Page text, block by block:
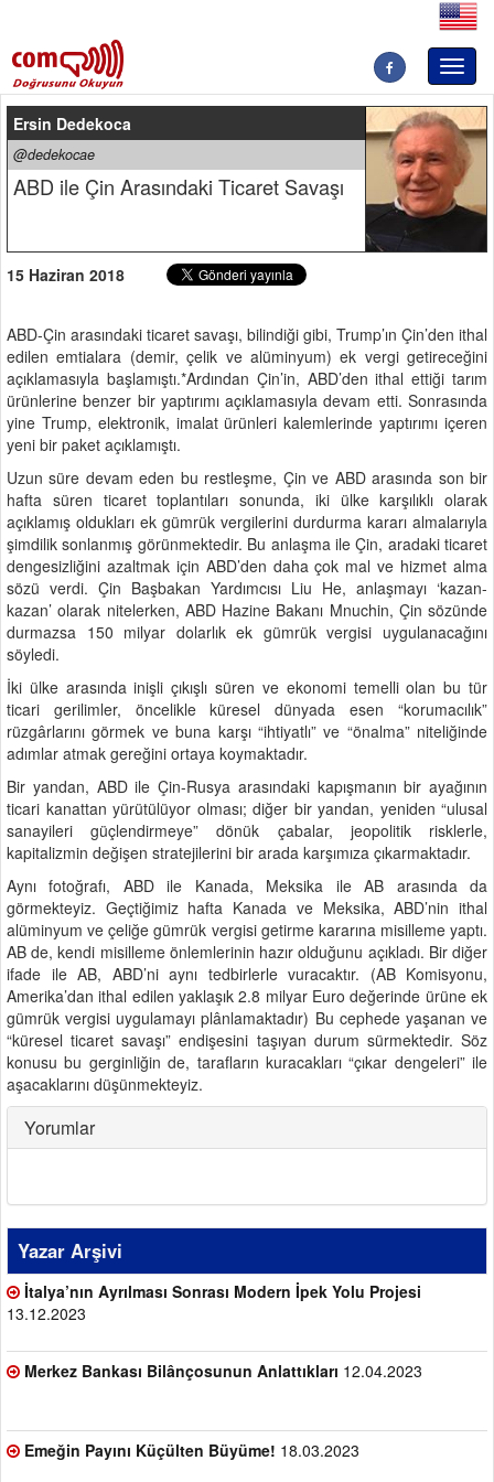
Ersin Dedekoca
@dedekocae
ABD ile Çin Arasındaki Ticaret Savaşı
15 Haziran 2018
ABD-Çin arasındaki ticaret savaşı, bilindiği gibi, Trump’ın Çin’den ithal
edilen emtialara (demir, çelik ve alüminyum) ek vergi getireceğini
açıklamasıyla başlamıştı.*Ardından Çin’in, ABD’den ithal ettiği tarım
ürünlerine benzer bir yaptırımı açıklamasıyla devam etti. Sonrasında
yine Trump, elektronik, imalat ürünleri kalemlerinde yaptırımı içeren
yeni bir paket açıklamıştı.
Uzun süre devam eden bu restleşme, Çin ve ABD arasında son bir
hafta süren ticaret toplantıları sonunda, iki ülke karşılıklı olarak
açıklamış oldukları ek gümrük vergilerini durdurma kararı almalarıyla
şimdilik sonlanmış görünmektedir. Bu anlaşma ile Çin, aradaki ticaret
dengesizliğini azaltmak için ABD’den daha çok mal ve hizmet alma
sözü verdi. Çin Başbakan Yardımcısı Liu He, anlaşmayı ‘kazan-
kazan’ olarak nitelerken, ABD Hazine Bakanı Mnuchin, Çin sözünde
durmazsa 150 milyar dolarlık ek gümrük vergisi uygulanacağını
söyledi.
İki ülke arasında inişli çıkışlı süren ve ekonomi temelli olan bu tür
ticari gerilimler, öncelikle küresel dünyada esen “korumacılık”
rüzgârlarını görmek ve buna karşı “ihtiyatlı” ve “önalma” niteliğinde
adımlar atmak gereğini ortaya koymaktadır.
Bir yandan, ABD ile Çin-Rusya arasındaki kapışmanın bir ayağının
ticari kanattan yürütülüyor olması; diğer bir yandan, yeniden “ulusal
sanayileri güçlendirmeye” dönük çabalar, jeopolitik risklerle,
kapitalizmin değişen stratejilerini bir arada karşımıza çıkarmaktadır.
Aynı fotoğrafı, ABD ile Kanada, Meksika ile AB arasında da
görmekteyiz. Geçtiğimiz hafta Kanada ve Meksika, ABD’nin ithal
alüminyum ve çeliğe gümrük vergisi getirme kararına misilleme yaptı.
AB de, kendi misilleme önlemlerinin hazır olduğunu açıkladı. Bir diğer
ifade ile AB, ABD’ni aynı tedbirlerle vuracaktır. (AB Komisyonu,
Amerika’dan ithal edilen yaklaşık 2.8 milyar Euro değerinde ürüne ek
gümrük vergisi uygulamayı plânlamaktadır) Bu cephede yaşanan ve
“küresel ticaret savaşı” endişesini taşıyan durum sürmektedir. Söz
konusu bu gerginliğin de, tarafların kuracakları “çıkar dengeleri” ile
aşacaklarını düşünmekteyiz.
Yorumlar
Yazar Arşivi
İtalya’nın Ayrılması Sonrası Modern İpek Yolu Projesi
13.12.2023
Merkez Bankası Bilânçosunun Anlattıkları 12.04.2023
Emeğin Payını Küçülten Büyüme! 18.03.2023